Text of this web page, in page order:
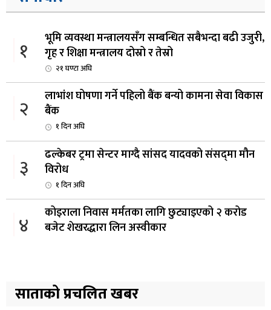
१
भूमि व्यवस्था मन्त्रालयसँग सम्बन्धित सबैभन्दा बढी उजुरी,
गृह र शिक्षा मन्त्रालय दोस्रो र तेस्रो
२१ घण्टा अघि
२
लाभांश घोषणा गर्ने पहिलो बैंक बन्यो कामना सेवा विकास
बैंक
१ दिन अघि
३
ढल्केबर ट्रमा सेन्टर माग्दै सांसद यादवको संसद्‌मा मौन
विरोध
१ दिन अघि
४
कोइराला निवास मर्मतका लागि छुट्याइएको २ करोड
बजेट शेखरद्धारा लिन अस्वीकार
५
ठक्कर दिँदा किशोरको मृत्यु
१ दिन अघि
साताको प्रचलित खबर